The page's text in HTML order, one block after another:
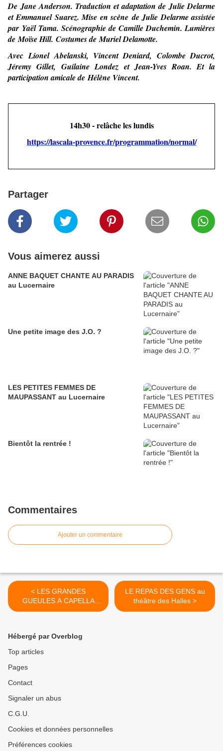
De Jane Anderson. Traduction et adaptation deJulie Delarme
et Emmanuel Suarez.Mise en scène deJulie Delarmeassistée
par Yaël Tama. Scénographie deCamille Duchemin.Lumières
deMoïse Hill. Costumes de Muriel Delamotte.
AvecLionel Abelanski, Vincent Deniard, Colombe Ducrot,
Jéremy Gillet, Guilaine Londez et Jean-Yves Roan. Et la
participation amicale deHélène Vincent.
14h30 - relâche les lundis
https://lascala-provence.fr/programmation/normal/
Partager
Vous aimerez aussi
ANNE BAQUET CHANTE AU PARADIS
au Lucernaire
Une petite image des J.O. ?
LES PETITES FEMMES DE
MAUPASSANT au Lucernaire
Bientôt la rentrée !
Commentaires
Ajouter un commentaire
< LES GRANDES
GUEULES A CAPELLA
INVITENT CHARLES
LE REPAS DES GENS au
théâtre des Halles >
Hébergé par Overblog
Top articles
Pages
Contact
Signaler un abus
C.G.U.
Cookies et données personnelles
Préférences cookies